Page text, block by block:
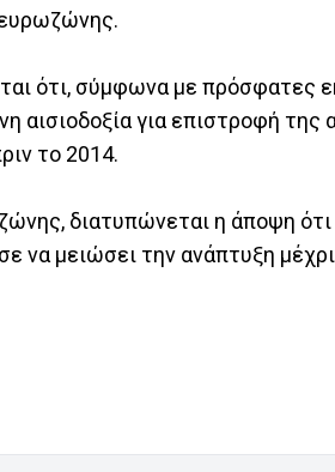
ευρωζώνης.
ότι, σύμφωνα με πρόσφατες
αισιοδοξία για επιστροφή
το 2014.
διατυπώνεται η άποψη
να μειώσει την ανάπτυξη